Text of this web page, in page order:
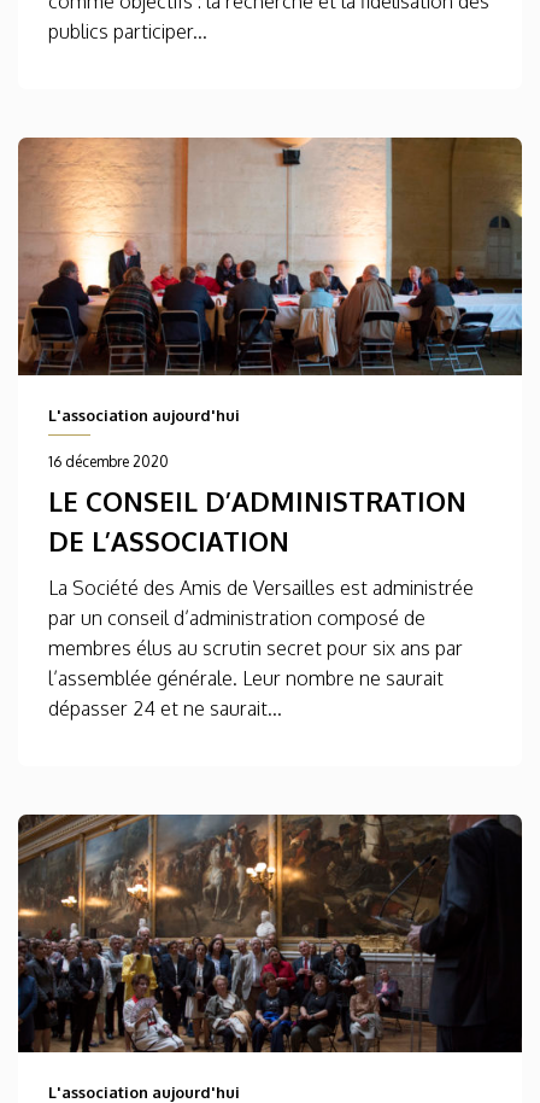
publics participer...
L'association aujourd'hui
16 décembre 2020
LE CONSEIL D’ADMINISTRATION
DE L’ASSOCIATION
La Société des Amis de Versailles est administrée
par un conseil d’administration composé de
membres élus au scrutin secret pour six ans par
l’assemblée générale. Leur nombre ne saurait
dépasser 24 et ne saurait...
L'association aujourd'hui